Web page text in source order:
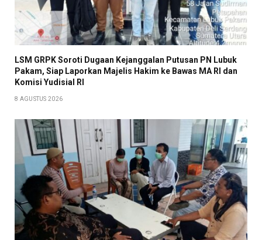
LSM GRPK Soroti Dugaan Kejanggalan Putusan PN Lubuk
Pakam, Siap Laporkan Majelis Hakim ke Bawas MA RI dan
Komisi Yudisial RI
8 AGUSTUS 2026